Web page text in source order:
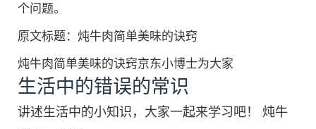
个问题。
原文标题：炖牛肉简单美味的诀窍
炖牛肉简单美味的诀窍京东小博士为大家
生活中的错误的常识
讲述生活中的小知识，大家一起来学习吧！ 炖牛